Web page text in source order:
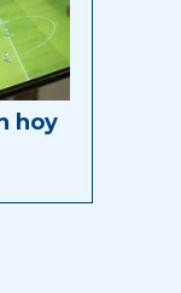
hoy